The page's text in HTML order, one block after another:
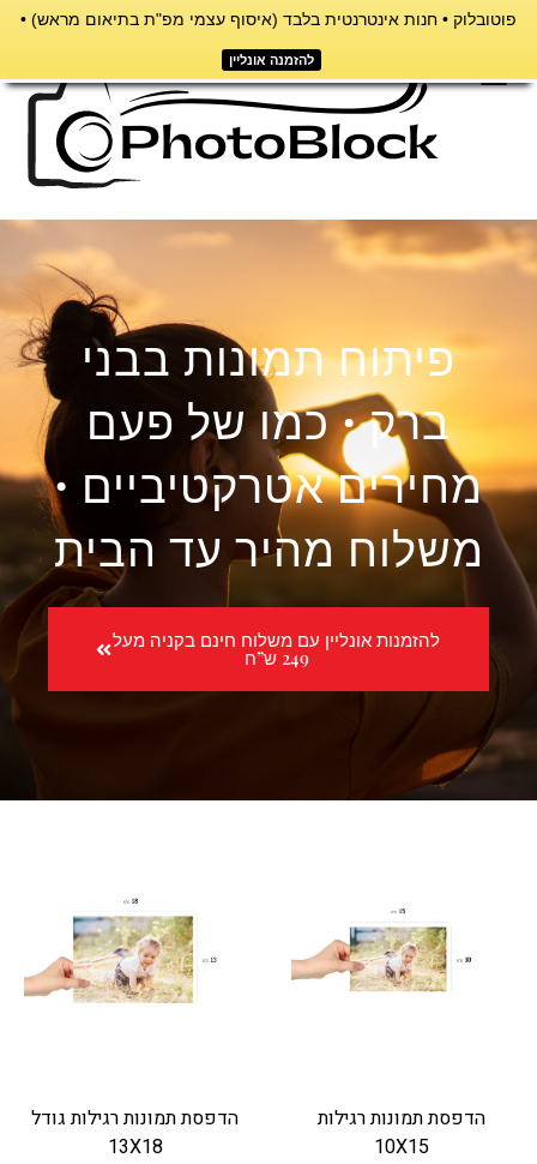
פוטובלוק • חנות אינטרנטית בלבד (איסוף עצמי מפ"ת בתיאום מראש) •
להזמנה אונליין
דילוג
תפריט
פיתוח תמונות בבני
ברק • כמו של פעם
מחירים אטרקטיביים •
משלוח מהיר עד הבית
להזמנות אונליין עם משלוח חינם בקניה מעל
249 ש”ח
הדפסת תמונות רגילות
10X15
הדפסת תמונות רגילות גודל
13X18